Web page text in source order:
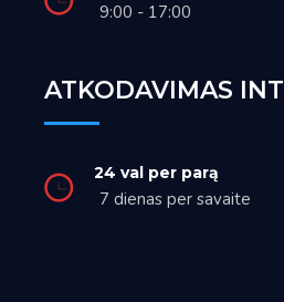
9:00 - 17:00
ATKODAVIMAS
24 val per parą
7 dienas per savaite